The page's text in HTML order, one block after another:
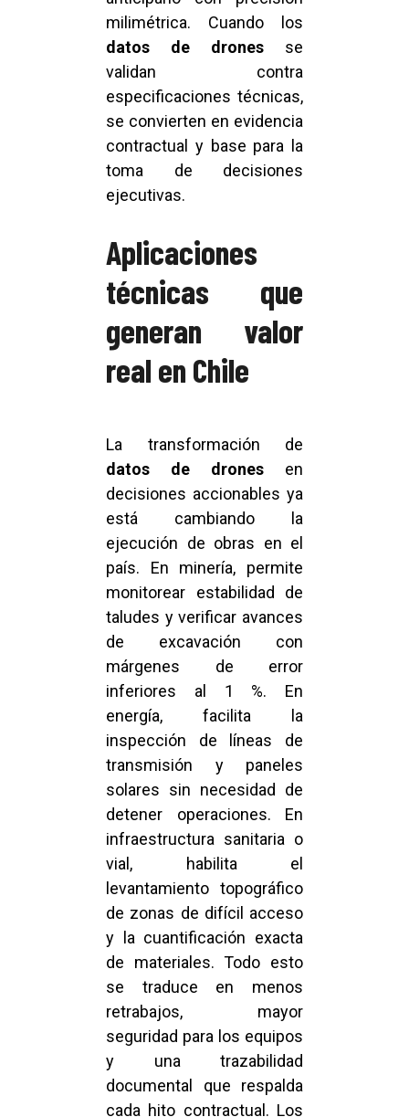
milimétrica. Cuando los
datos de drones se
validan contra
especificaciones técnicas,
se convierten en evidencia
contractual y base para la
toma de decisiones
ejecutivas.
Aplicaciones
técnicas que
generan valor
real en Chile
La transformación de
datos de drones en
decisiones accionables ya
está cambiando la
ejecución de obras en el
país. En minería, permite
monitorear estabilidad de
taludes y verificar avances
de excavación con
márgenes de error
inferiores al 1 %. En
energía, facilita la
inspección de líneas de
transmisión y paneles
solares sin necesidad de
detener operaciones. En
infraestructura sanitaria o
vial, habilita el
levantamiento topográfico
de zonas de difícil acceso
y la cuantificación exacta
de materiales. Todo esto
se traduce en menos
retrabajos, mayor
seguridad para los equipos
y una trazabilidad
documental que respalda
cada hito contractual. Los